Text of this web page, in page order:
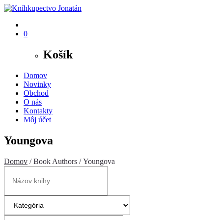
0
Košík
Domov
Novinky
Obchod
O nás
Kontakty
Môj účet
Youngova
Domov / Book Authors / Youngova